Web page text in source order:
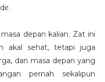
depan kalian. Zat ini
akal sehat, tetapi juga
dan masa depan yang
pernah sekalipun